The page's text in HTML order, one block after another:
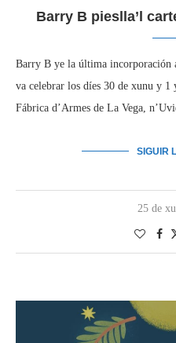
Barry B pieslla’l
Barry B ye la última incorporación
va celebrar los díes 30 de xunu y 1
Fábrica d’Armes de La Vega,
SIGUIR
25 de